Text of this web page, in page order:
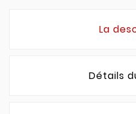
La
Détails